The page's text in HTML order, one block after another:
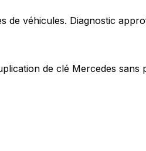
véhicules. Diagnostic
de clé Mercedes